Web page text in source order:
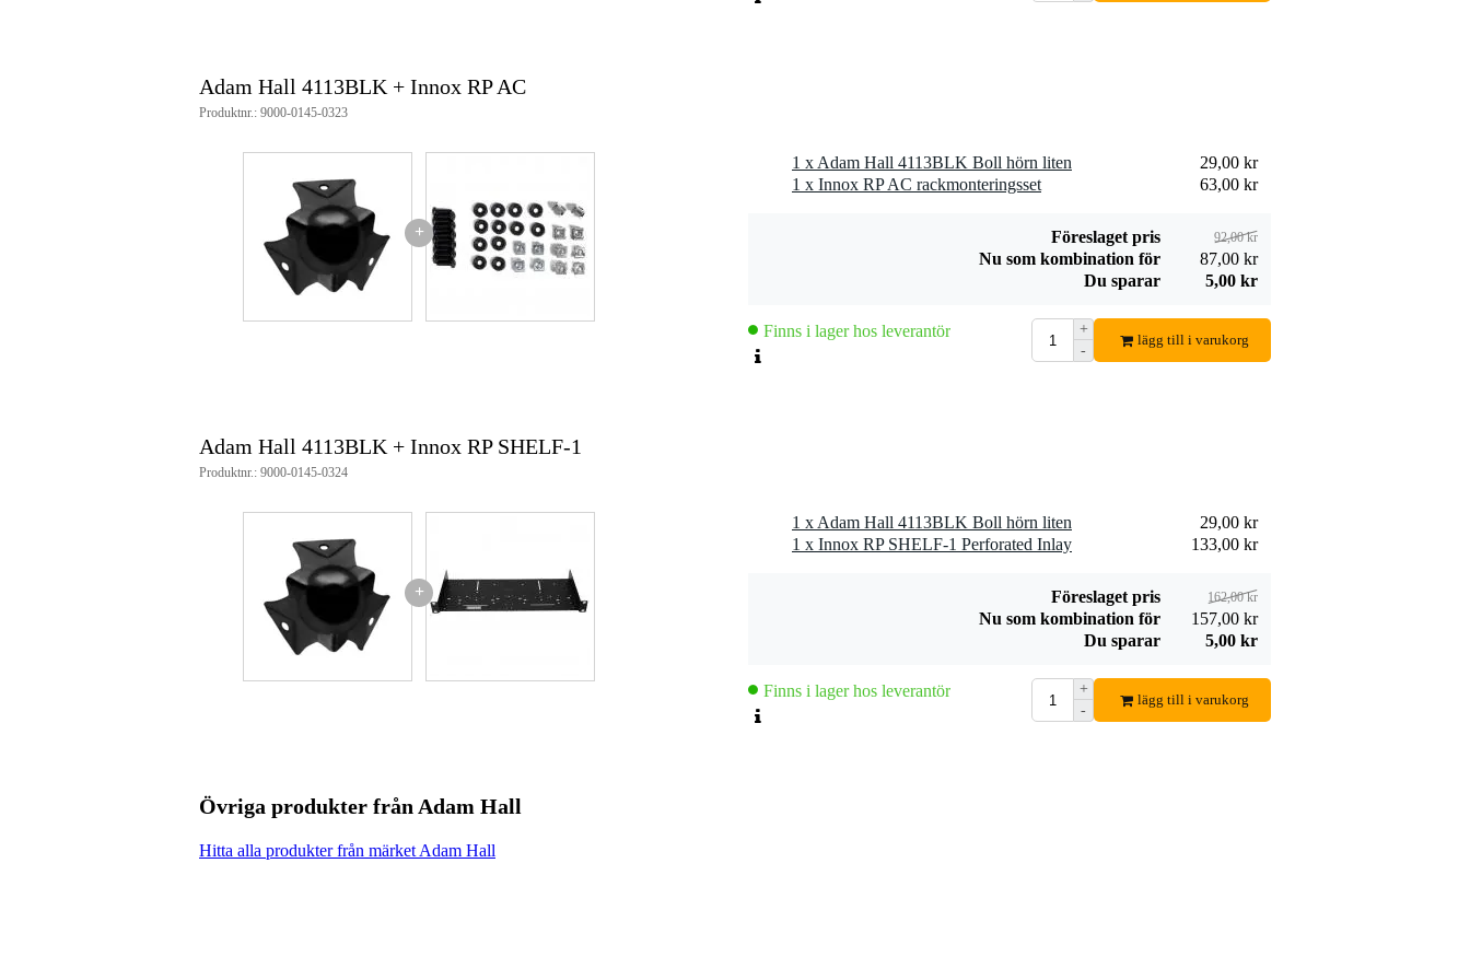
Adam Hall 4113BLK + Innox RP AC
Produktnr.: 9000-0145-0323
+
1 x Adam Hall 4113BLK Boll hörn liten
29,00 kr
1 x Innox RP AC rackmonteringsset
63,00 kr
Föreslaget pris 92,00 kr
Nu som kombination för
87,00 kr
Du sparar
5,00 kr
Finns i lager hos leverantör
+
-
lägg till i varukorg
Adam Hall 4113BLK + Innox RP SHELF-1
Produktnr.: 9000-0145-0324
+
1 x Adam Hall 4113BLK Boll hörn liten
29,00 kr
1 x Innox RP SHELF-1 Perforated Inlay
133,00 kr
Föreslaget pris 162,00 kr
Nu som kombination för
157,00 kr
Du sparar
5,00 kr
Finns i lager hos leverantör
+
-
lägg till i varukorg
Övriga produkter från Adam Hall
Hitta alla produkter från märket Adam Hall